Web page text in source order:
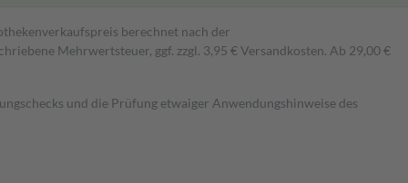
berechnet nach der
Mehrwertsteuer, ggf. zzgl. 3,95 € Versandkosten. Ab 29,00 €
und die Prüfung etwaiger Anwendungshinweise des